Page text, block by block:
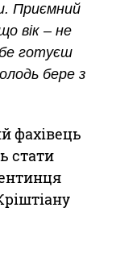
Приємний
вік – не
готуєш
бере з
фахівець
стати